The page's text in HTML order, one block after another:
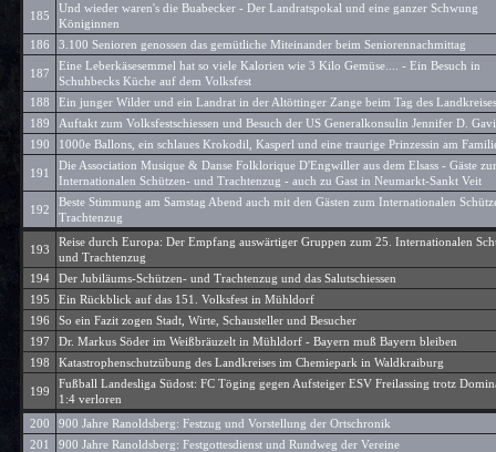
185
Und wieder waren's die Buabecker - Der Landratspokal und eine ganzer Schwung
Königinnen
186
3.100 Senioren genossen das gemütliche Miteinander beim Seniorennachmittag
187
Eine Leberkäsesemmel hat so viele Kalorien wie 3 Kilo Gemüse.... - Ein Besuch in
Schuhbecks Küche auf dem Volksfest
188
Ein junger Wilder und ein Landrat in der Altöttinger Zange beim Tag des Landkreises
189
Auftakt zum Volksfestschiessen und Besuch der US Generalkonsulin Jennifer D.
190
1000e Ballons, ein schlaues Krokodil, Kasperl und eine traurige Prinzessin am
191
Die Association Musique & Danse Folklorique D'Engwiller aus dem Elsass - Gäste
Internationalen Schützen- und Trachtenzug - auch zu Gast in Neumarkt-Sankt Veit
192
Beste Stimmung am Samstag Abend auch mit den Gästen zum Internationalen
Trachtenzug
193
Reise durch Europa: Der Empfang auswärtiger Gruppen zum 25. Internationalen
und Trachtenzug
194
Der Jubiläums-Schützen- und Trachtenzug und das Salutschiessen
195
Ein Rückblick auf das 151. Volksfest in Mühldorf
196
So ein Fazit zogen Stadt, Wirte, Schausteller und Besucher
197
Dr. Markus Söder im Weißbräuzelt in Mühldorf - Bayern muß Bayern bleiben
198
Katastrophenschutzübung des Landkreises im Chemiepark in Waldkraiburg
199
Fußball Landesliga Südost: FC Töging gegen Aufsteiger ESV Freilassing trotz
1:4 verloren
200
900 Jahre Ranoldsberg: Festzug und Vorstellung der Ortschronik
201
900 Jahre Ranoldsberg: Festgottesdienst und Rundweg der Vereine